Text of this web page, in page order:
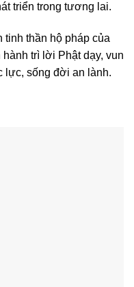
triển trong tương lai.
thần hộ pháp của
trì lời Phật dạy, vun
lực, sống đời an lành.